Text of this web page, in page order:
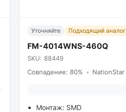
Уточняйте Подходящий аналог
FM-4014WNS-460Q
SKU: 88449
Совпадение: 80% • NationStar
Монтаж: SMD